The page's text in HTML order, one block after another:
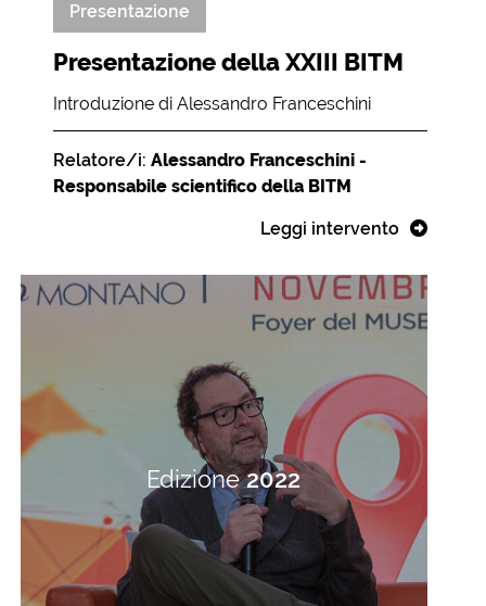
Presentazione
Presentazione della XXIII BITM
Introduzione di Alessandro Franceschini
Relatore/i: Alessandro Franceschini -
Responsabile scientifico della BITM
Leggi intervento
Edizione2022